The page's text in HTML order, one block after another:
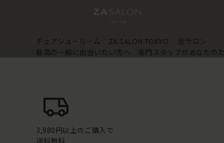
チェアショールーム ZA SALON TOKYO
坐サロン
最高の一脚に出会いたい方へ 専門スタッフがあなたの
3,980円以上のご購入で
送料無料